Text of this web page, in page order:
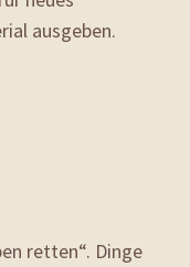
ausgeben.
retten“. Dinge